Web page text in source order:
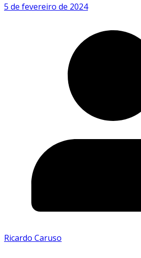
5 de fevereiro de 2024
Ricardo Caruso